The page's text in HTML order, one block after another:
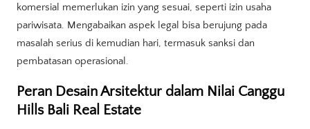
komersial memerlukan izin yang sesuai, seperti izin usaha
pariwisata. Mengabaikan aspek legal bisa berujung pada
masalah serius di kemudian hari, termasuk sanksi dan
pembatasan operasional.
Peran Desain Arsitektur dalam Nilai Canggu
Hills Bali Real Estate